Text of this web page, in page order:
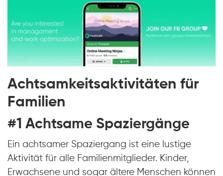
Achtsamkeitsaktivitäten für
Familien
#1 Achtsame Spaziergänge
Ein achtsamer Spaziergang ist eine lustige
Aktivität für alle Familienmitglieder. Kinder,
Erwachsene und sogar ältere Menschen können